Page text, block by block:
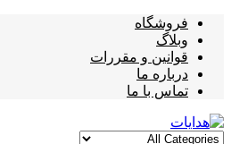
فروشگاه
وبلاگ
قوانین و مقررات
درباره ما
تماس با ما